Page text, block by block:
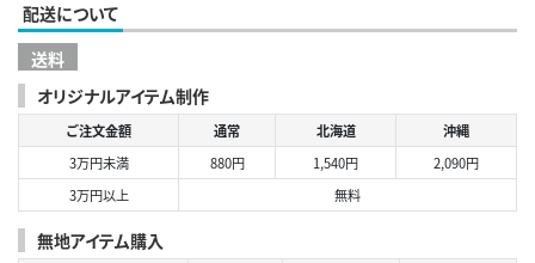
配送について
送料
オリジナルアイテム制作
ご注文金額 通常 北海道
沖縄
3万円未満
880円 1,540円
2,090円
3万円以上
無料
無地アイテム購入